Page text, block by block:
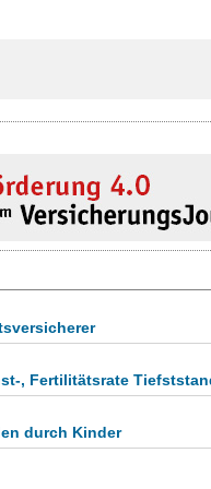
, Fertilitätsrate
durch Kinder